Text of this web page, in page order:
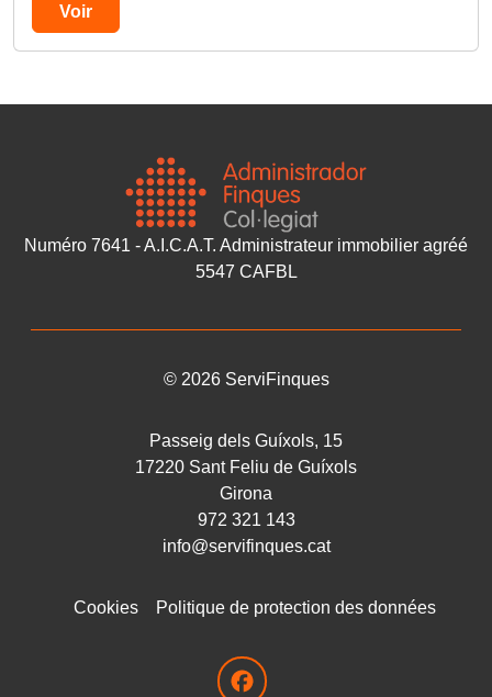
Voir
Numéro 7641 - A.I.C.A.T. Administrateur immobilier agréé
5547 CAFBL
© 2026 ServiFinques
Passeig dels Guíxols, 15
17220 Sant Feliu de Guíxols
Girona
972 321 143
info@servifinques.cat
Cookies Politique de protection des données